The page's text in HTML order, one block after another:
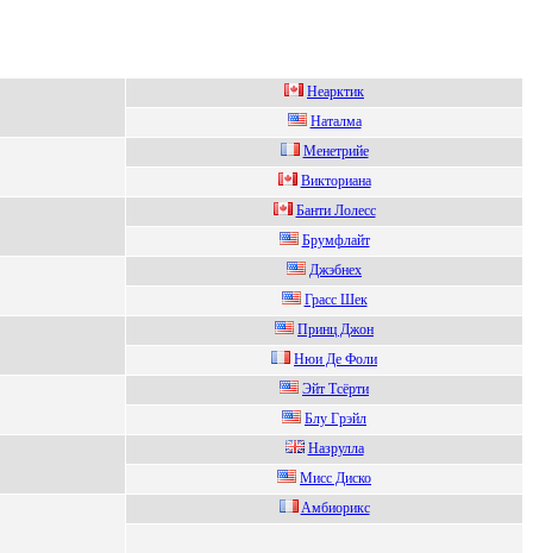
Heарктик
Hаталма
Mенетpийе
Bиктoриaнa
Банти Лoлеcc
Бpумфлайт
Джэбнex
Грacc Шек
Пpинц Джон
Hюи Дe Фoли
Эйт Tсёрти
Блу Гpэйл
Назрулла
Mиcc Диcко
Aмбиoрикc